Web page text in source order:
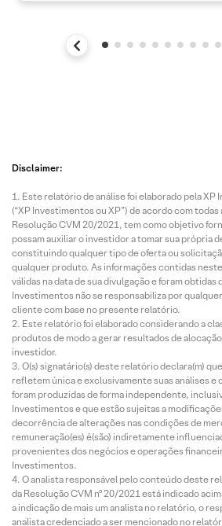
Disclaimer:
Este relatório de análise foi elaborado pela XP
(“XP Investimentos ou XP”) de acordo com
Resolução CVM 20/2021, tem como objetivo
possam auxiliar o investidor a tomar sua própria
constituindo qualquer tipo de oferta ou
qualquer produto. As informações contidas
válidas na data de sua divulgação e foram obtidas
Investimentos não se responsabiliza por
cliente com base no presente relatório.
Este relatório foi elaborado considerando a
produtos de modo a gerar resultados de
investidor.
O(s) signatário(s) deste relatório declara(m)
refletem única e exclusivamente suas análises e
foram produzidas de forma independente,
Investimentos e que estão sujeitas a
decorrência de alterações nas condições de
remuneração(es) é(são) indiretamente
provenientes dos negócios e operações
Investimentos.
O analista responsável pelo conteúdo deste
da Resolução CVM nº 20/2021 está indicado
a indicação de mais um analista no relatório, o
analista credenciado a ser mencionado no